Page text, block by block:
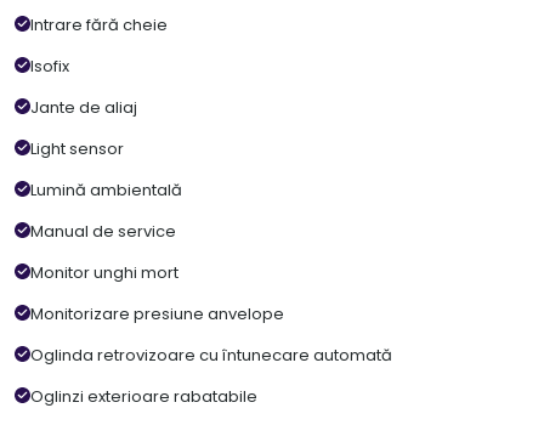
Intrare fără cheie
Isofix
Jante de aliaj
Light sensor
Lumină ambientală
Manual de service
Monitor unghi mort
Monitorizare presiune anvelope
Oglinda retrovizoare cu întunecare automată
Oglinzi exterioare rabatabile